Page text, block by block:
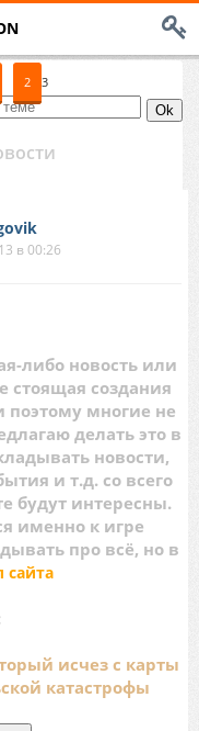
2 3
в 00:26
либо новость или
стоящая создания
поэтому многие не
делать это в
новости,
и т.д. со всего
будут интересны.
именно к игре
про всё, но в
сайта
исчез с карты
катастрофы